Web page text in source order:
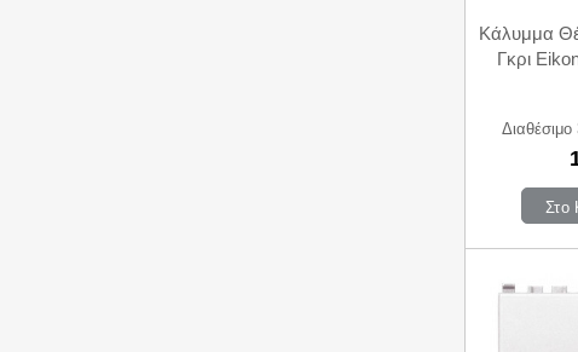
Κάλυμμα
Γκρι
Στο